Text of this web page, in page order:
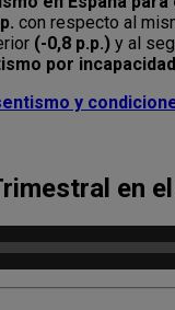
con respecto al
(-0,8 p.p.) y al
por
y
en